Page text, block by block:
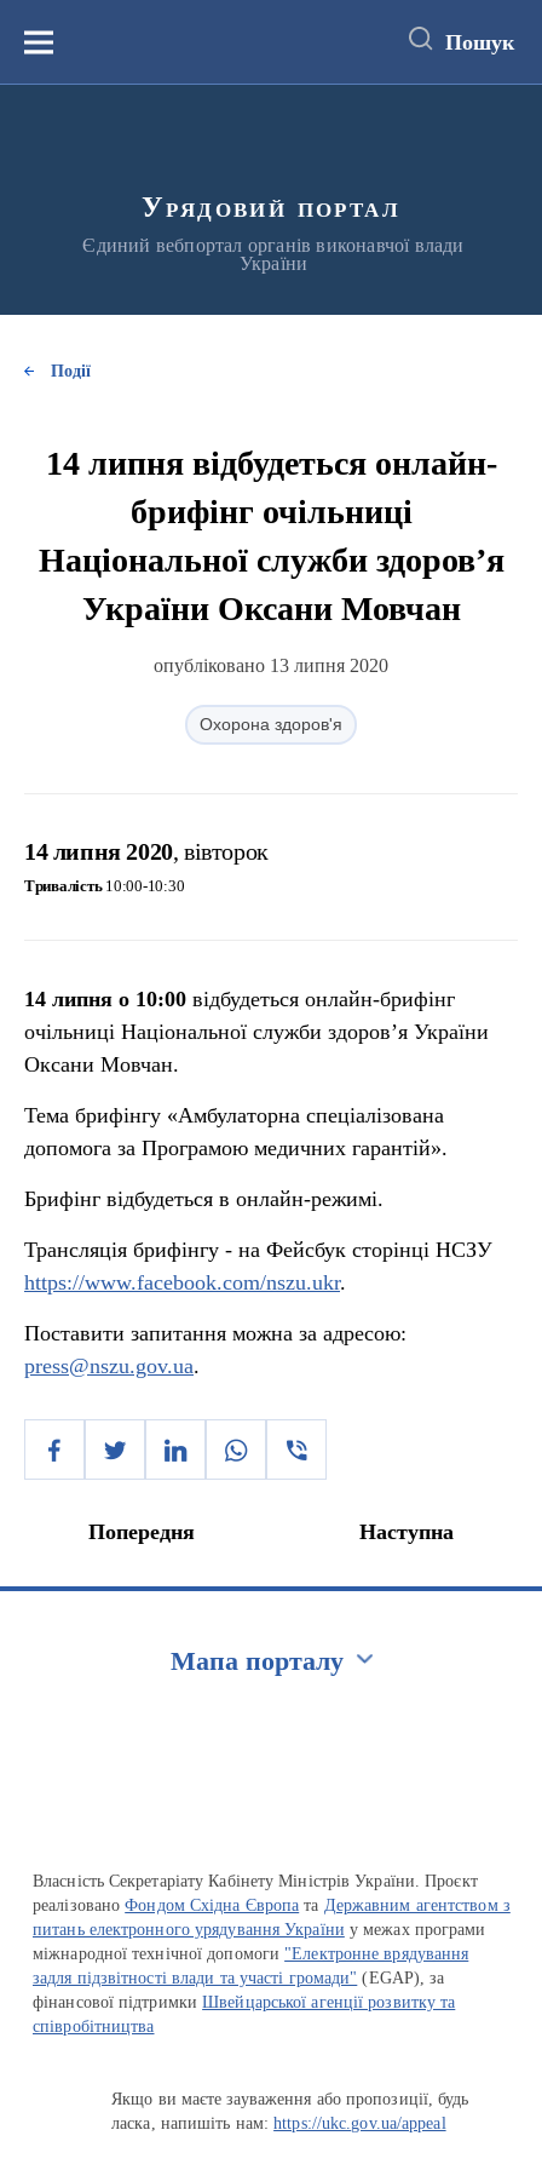
вмістуМеню Пошук
Урядовий портал
Єдиний вебпортал органів виконавчої влади
України
Події
14 липня відбудеться онлайн-
брифінг очільниці
Національної служби здоров’я
України Оксани Мовчан
опубліковано 13 липня 2020
Охорона здоров'я
14 липня 2020, вівторок
Тривалість10:00-10:30
14 липня о 10:00 відбудеться онлайн-брифінг
очільниці Національної служби здоров’я України
Оксани Мовчан.
Тема брифінгу «Амбулаторна спеціалізована
допомога за Програмою медичних гарантій».
Брифінг відбудеться в онлайн-режимі.
Трансляція брифінгу - на Фейсбук сторінці НСЗУ
https://www.facebook.com/nszu.ukr.
Поставити запитання можна за адресою:
press@nszu.gov.ua.
Попередня Наступна
Мапа порталу
Власність Секретаріату Кабінету Міністрів України. Проєкт
реалізованоФондом Східна Європа та Державним агентством з
питань електронного урядування України у межах програми
міжнародної технічної допомоги "Електронне врядування
задля підзвітності влади та участі громади" (EGAP), за
фінансової підтримкиШвейцарської агенції розвитку та
співробітництва
Якщо ви маєте зауваження або пропозиції, будь
ласка, напишіть нам:https://ukc.gov.ua/appeal